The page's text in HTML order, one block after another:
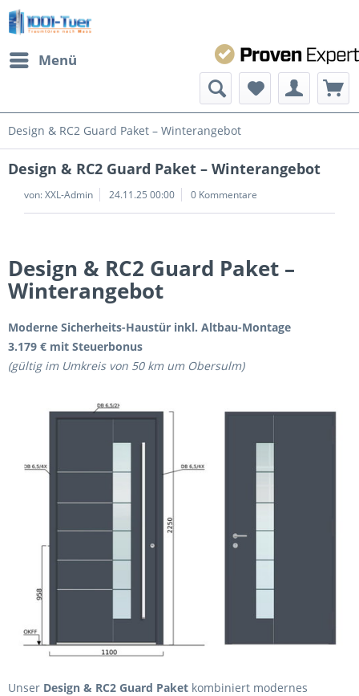
Menü
Design & RC2 Guard Paket – Winterangebot
Design & RC2 Guard Paket – Winterangebot
von:XXL-Admin 24.11.25 00:00 0 Kommentare
Design & RC2 Guard Paket –
Winterangebot
Moderne Sicherheits-Haustür inkl. Altbau-Montage
3.179 € mit Steuerbonus
(gültig im Umkreis von 50 km um Obersulm)
Unser Design & RC2 Guard Paket kombiniert modernes